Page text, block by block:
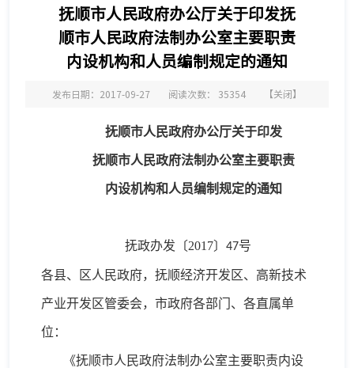
抚顺市人民政府办公厅关于印发抚
顺市人民政府法制办公室主要职责
内设机构和人员编制规定的通知
发布日期：2017-09-27 阅读次数： 35354 【关闭】
抚顺市人民政府办公厅关于印发
抚顺市人民政府法制办公室主要职责
内设机构和人员编制规定的通知
抚政办发〔2017〕 47号
各县、区人民政府，抚顺经济开发区、高新技术
产业开发区管委会，市政府各部门、各直属单
位：
《抚顺市人民政府法制办公室主要职责内设